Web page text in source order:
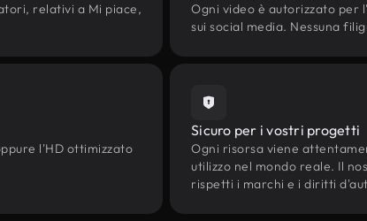
relativi a Mi piace,
Ogni video è autorizzato per
sui social media. Nessuna
l'HD ottimizzato
Sicuro per i vostri progetti
Ogni risorsa viene
utilizzo nel mondo reale. Il
rispetti i marchi e i diritti